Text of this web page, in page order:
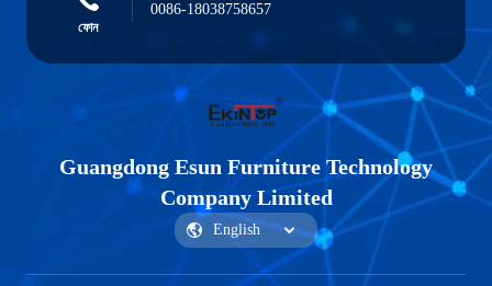
ফোন
0086-18038758657
Guangdong Esun Furniture Technology
Company Limited